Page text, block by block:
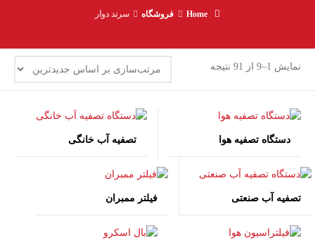
Home فروشگاه سرند دوار
نمایش 1–9 از 91 نتیجه
دستگاه تصفیه هوا تصفیه آب خانگی
تصفیه آب صنعتی فیلتر ممبران